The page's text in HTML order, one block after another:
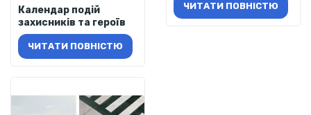
Календар подій
захисників та героїв
ЧИТАТИ ПОВНІСТЮ
ЧИТАТИ ПОВНІСТЮ